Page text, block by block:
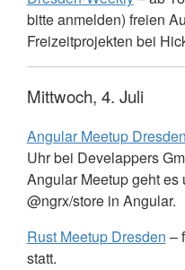
bitte anmelden) freien
Freizeitprojekten bei
Mittwoch, 4. Juli
Angular Meetup Dresden
Uhr bei Develappers
Angular Meetup geht es
@ngrx/store in Angular.
Rust Meetup Dresden –
statt.